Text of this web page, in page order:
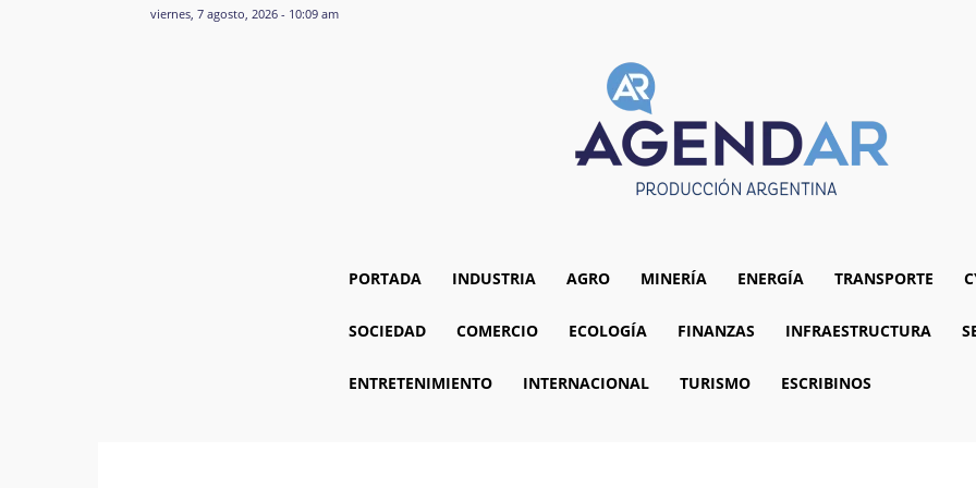
viernes, 7 agosto, 2026 - 10:09 am
PORTADA INDUSTRIA AGRO MINERÍA ENERGÍA TRANSPORTE
SOCIEDAD COMERCIO ECOLOGÍA FINANZAS INFRAESTRUCTURA
ENTRETENIMIENTO INTERNACIONAL TURISMO ESCRIBINOS